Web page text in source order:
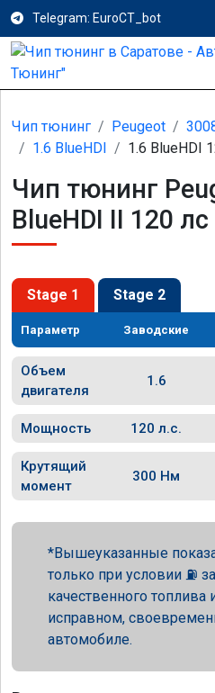
Telegram: EuroCT_bot
Чип тюнинг Peugeot
1.6 BlueHDI
1.6 BlueHDI
Чип тюнинг
BlueHDI II 120
Stage 1 Stage 2
Параметр Заводские
Объем
двигателя
1.6
Мощность 120 л.с.
Крутящий
момент
300 Нм
Вышеуказанные
только при условии ⛽
качественного топлива
исправном,
автомобиле.